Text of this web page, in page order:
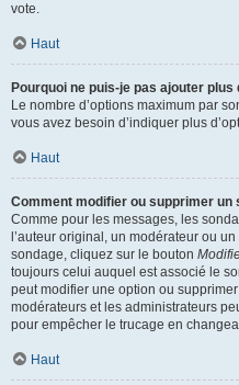
vote.
Haut
Pourquoi ne puis-je pas ajouter plus
Le nombre d’options maximum par
vous avez besoin d’indiquer plus
Haut
Comment modifier ou supprimer un
Comme pour les messages, les
l’auteur original, un modérateur ou
sondage, cliquez sur le bouton
toujours celui auquel est associé le
peut modifier une option ou
modérateurs et les administrateurs
pour empêcher le trucage en
Haut